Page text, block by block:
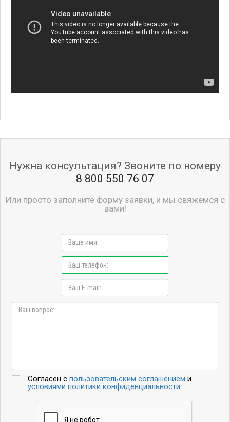
Нужна консультация? Звоните по номеру
8 800 550 76 07
Или просто заполните форму заявки, и мы свяжемся с
вами!
Согласен спользовательским соглашением и
условиями политики конфиденциальности